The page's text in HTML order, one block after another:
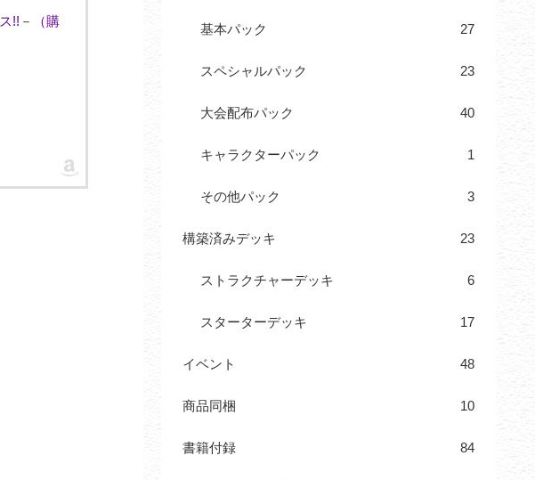
!!－（購
基本パック 27
スペシャルパック 23
大会配布パック 40
キャラクターパック 1
その他パック 3
構築済みデッキ 23
ストラクチャーデッキ 6
スターターデッキ 17
イベント 48
商品同梱 10
書籍付録 84